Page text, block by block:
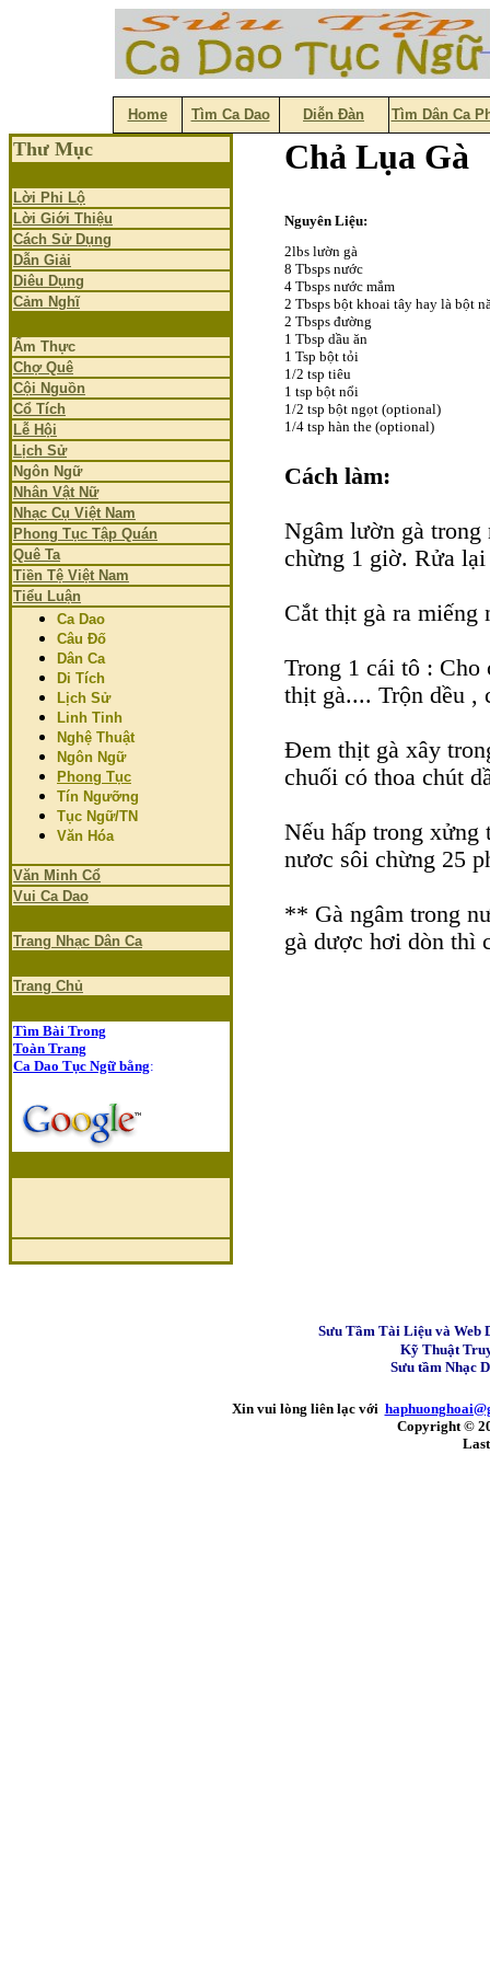
Home Tìm Ca Dao Diễn Đàn Tìm Dân Ca
Thư Mục
Lời Phi Lộ
Lời Giới Thiệu
Cách Sử Dụng
Dẫn Giải
Diêu Dụng
Cảm Nghĩ
Ẩm Thực
Chợ Quê
Cội Nguồn
Cổ Tích
Lễ Hội
Lịch Sử
Ngôn Ngữ
Nhân Vật Nữ
Nhạc Cụ Việt Nam
Phong Tục Tập Quán
Quê Ta
Tiền Tệ Việt Nam
Tiểu Luận
Ca Dao
Câu Đố
Dân Ca
Di Tích
Lịch Sử
Linh Tinh
Nghệ Thuật
Ngôn Ngữ
Phong Tục
Tín Ngưỡng
Tục Ngữ/TN
Văn Hóa
Văn Minh Cổ
Vui Ca Dao
Trang Nhạc Dân Ca
Trang Chủ
Tìm Bài Trong
Toàn Trang
Ca Dao Tục Ngữ bằng:
Chả Lụa Gà
Nguyên Liệu:
2lbs lườn gà
8 Tbsps nước
4 Tbsps nước mắm
2 Tbsps bột khoai tây hay là bột
2 Tbsps đường
1 Tbsp dầu ăn
1 Tsp bột tỏi
1/2 tsp tiêu
1 tsp bột nổi
1/2 tsp bột ngọt (optional)
1/4 tsp hàn the (optional)
Cách làm:
Ngâm lườn gà
chừng 1 giờ. Rửa
Cắt thịt gà ra miếng
Trong 1 cái tô :
thịt gà.... Trộn dều ,
Đem thịt gà xây
chuối có thoa chút
Nếu hấp trong xửng
nươc sôi chừng 25
** Gà ngâm trong
gà dược hơi dòn thì
Sưu Tầm Tài Liệu và Web
Kỹ Thuật
Sưu tầm Nhạc
Xin vui lòng liên lạc với
Copyright ©